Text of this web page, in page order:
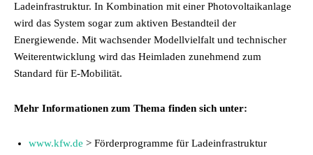
Ladeinfrastruktur. In Kombination mit einer Photovoltaikanlage
wird das System sogar zum aktiven Bestandteil der
Energiewende. Mit wachsender Modellvielfalt und technischer
Weiterentwicklung wird das Heimladen zunehmend zum
Standard für E-Mobilität.
Mehr Informationen zum Thema finden sich unter:
www.kfw.de > Förderprogramme für Ladeinfrastruktur